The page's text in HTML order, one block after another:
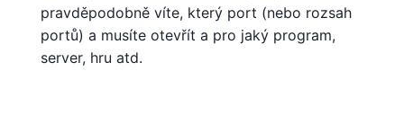
pravděpodobně víte, který port (nebo rozsah
portů) a musíte otevřít a pro jaký program,
server, hru atd.